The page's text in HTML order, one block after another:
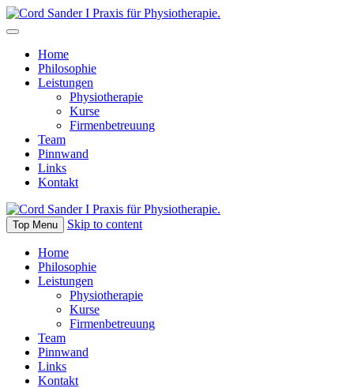
Home
Philosophie
Leistungen
Physiotherapie
Kurse
Firmenbetreuung
Team
Pinnwand
Links
Kontakt
Top Menu Skip to content
Home
Philosophie
Leistungen
Physiotherapie
Kurse
Firmenbetreuung
Team
Pinnwand
Links
Kontakt